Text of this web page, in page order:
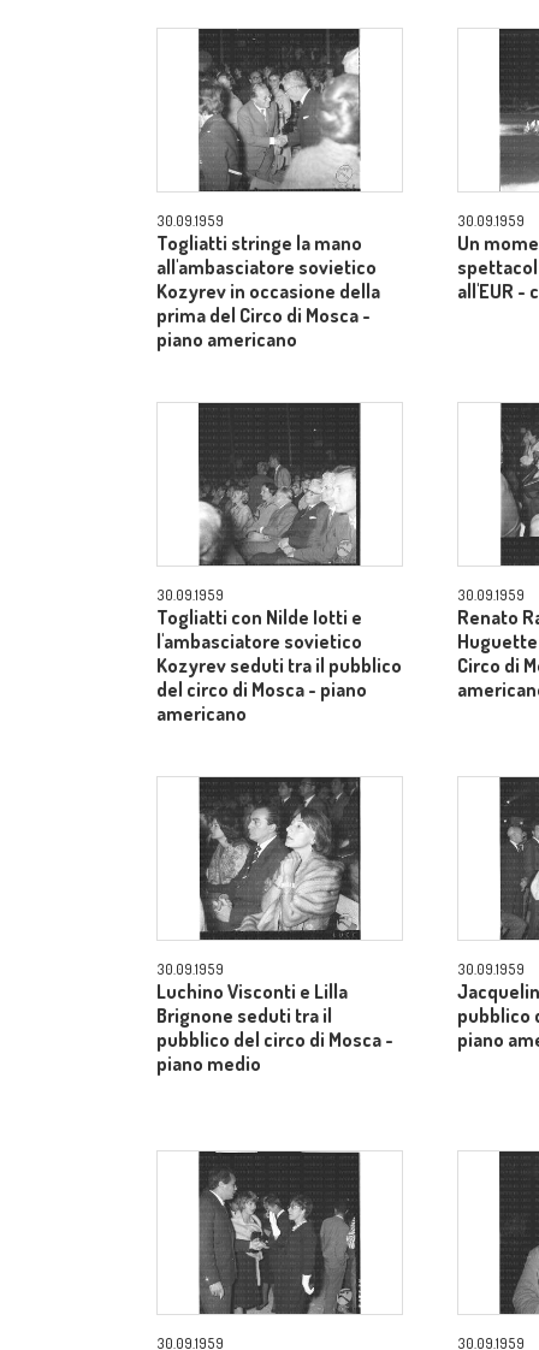
30.09.1959
Togliatti stringe la mano
all'ambasciatore sovietico
Kozyrev in occasione della
prima del Circo di Mosca -
piano americano
30.09.1959
Un
all'EUR -
30.09.1959
Togliatti con Nilde Iotti e
l'ambasciatore sovietico
Kozyrev seduti tra il pubblico
del circo di Mosca - piano
americano
30.09.1959
Renato
Circo di
30.09.1959
Luchino Visconti e Lilla
Brignone seduti tra il
pubblico del circo di Mosca -
piano medio
30.09.1959
pubblico
piano
30.09.1959 30.09.1959